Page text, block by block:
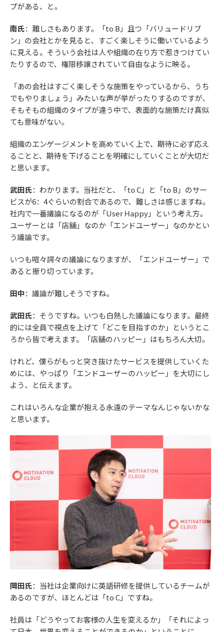
プがある、と。
南氏：難しさもあります。「to B」且つ「バリュードリブ
ン」の会社とかを見ると、すごく楽しそうに働いているよう
に見える。そういう会社は人や組織の在り方で惹きつけてい
たりするので、権限移譲されていて自由なように映る。
「あの会社はすごく楽しそうな施策をやっているから、うち
でもやりましょう」みたいな声が挙がったりするのですが、
そもそもの組織のタイプが違う中で、表面的な施策だけ真似
ても意味がない。
組織のエンゲージメントを高めていく上で、期待に必ず応え
ることと、期待を下げることを明確にしていくことが大切だ
と思います。
武田氏：わかります。当社だと、「to C」と「to B」のサー
ビスが6：4ぐらいの割合であるので、難しさは感じますね。
社内で一番議論になるのが「User Happy」という考え方。
ユーザーとは「店舗」なのか「エンドユーザー」なのかとい
う議論です。
いつも喧々諤々の議論になりますが、「エンドユーザー」で
あると振り切っています。
田中：議論が難しそうですね。
武田氏：そうですね。いつも白熱した議論になります。最終
的には全員で視点を上げて「どこを目指すのか」というとこ
ろから皆で考えます。「店舗のハッピー」はもちろん大切。
けれど、僕らがもっと突き抜けたサービスを提供していくた
めには、やっぱり「エンドユーザーのハッピー」を大切にし
よう、と伝えます。
これはいろんな企業が抱える永遠のテーマなんじゃないかな
と思います。
岡田氏：当社は企業向けに英語研修を提供しているチームが
あるのですが、ほとんどは「to C」ですね。
社員は「どうやってお客様の人生を変えるか」「それによっ